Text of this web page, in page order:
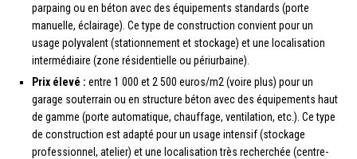
parpaing ou en béton avec des équipements standards (porte
manuelle, éclairage). Ce type de construction convient pour un
usage polyvalent (stationnement et stockage) et une localisation
intermédiaire (zone résidentielle ou périurbaine).
Prix élevé : entre 1 000 et 2 500 euros/m2 (voire plus) pour un
garage souterrain ou en structure béton avec des équipements haut
de gamme (porte automatique, chauffage, ventilation, etc.). Ce type
de construction est adapté pour un usage intensif (stockage
professionnel, atelier) et une localisation très recherchée (centre-